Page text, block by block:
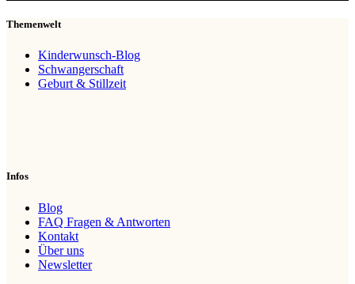
Themenwelt
Kinderwunsch-Blog
Schwangerschaft
Geburt & Stillzeit
Infos
Blog
FAQ Fragen & Antworten
Kontakt
Über uns
Newsletter